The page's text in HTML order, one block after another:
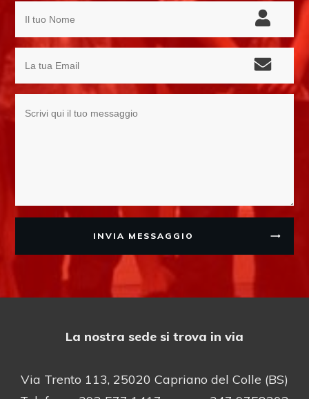
INVIA MESSAGGIO
La nostra sede si trova in via
Via Trento 113, 25020 Capriano del Colle (BS)